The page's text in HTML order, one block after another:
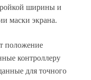
ширины и
маски экрана.
положение
контроллеру
для точного